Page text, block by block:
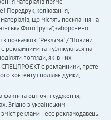
Передрук, копіювання,
що містять посилання на
Фото Група", заборонено.
з позначкою "Реклама" / "Новини
рекламними та публікуються на
погляди, які в них
СПЕЦПРОЄКТ є рекламними, проте
контенту і поділяє думки,
факти та оціночні судження,
Згідно з українським
зміст реклами несе рекламодавець.